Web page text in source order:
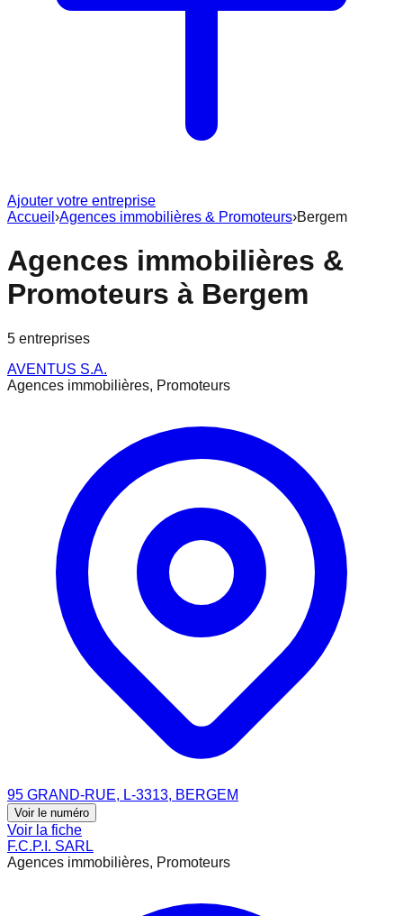
Ajouter votre entreprise
Accueil ›Agences immobilières & Promoteurs›Bergem
Agences immobilières &
Promoteurs à Bergem
5 entreprises
AVENTUS S.A.
Agences immobilières, Promoteurs
95 GRAND-RUE, L-3313, BERGEM
Voir le numéro
Voir la fiche
F.C.P.I. SARL
Agences immobilières, Promoteurs